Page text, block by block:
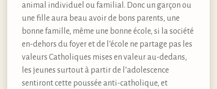
animal individuel ou familial. Donc un garçon ou
une fille aura beau avoir de bons parents, une
bonne famille, même une bonne école, si la société
en-dehors du foyer et de l’école ne partage pas les
valeurs Catholiques mises en valeur au-dedans,
les jeunes surtout à partir de l’adolescence
sentiront cette poussée anti-catholique, et